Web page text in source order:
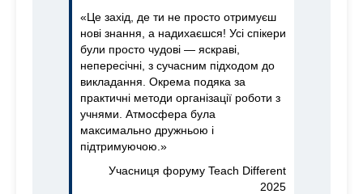
«Це захід, де ти не просто отримуєш
нові знання, а надихаєшся! Усі спікери
були просто чудові — яскраві,
непересічні, з сучасним підходом до
викладання. Окрема подяка за
практичні методи організації роботи з
учнями. Атмосфера була
максимально дружньою і
підтримуючою.»
Учасниця форуму Teach Different
2025